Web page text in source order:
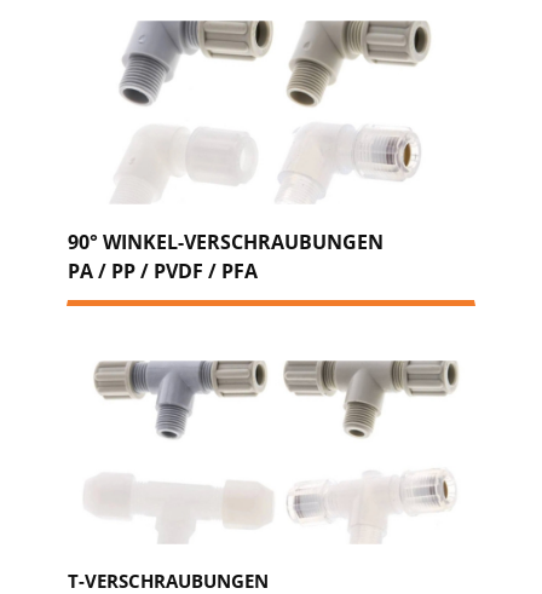
90° WINKEL-VERSCHRAUBUNGEN
PA / PP / PVDF / PFA
T-VERSCHRAUBUNGEN